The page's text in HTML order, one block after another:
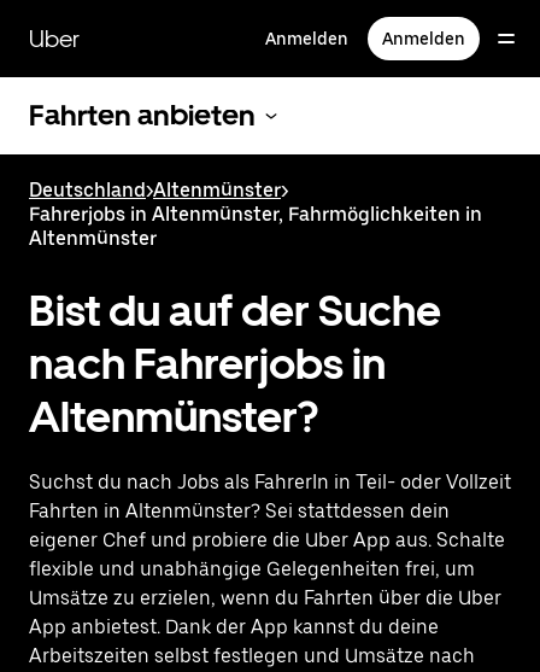
zum
Hauptinhalt
Uber Anmelden Anmelden
Fahrten anbieten
Deutschland>Altenmünster>
Fahrerjobs in Altenmünster, Fahrmöglichkeiten in
Altenmünster
Bist du auf der Suche
nach Fahrerjobs in
Altenmünster?
Suchst du nach Jobs als FahrerIn in Teil- oder Vollzeit
Fahrten in Altenmünster? Sei stattdessen dein
eigener Chef und probiere die Uber App aus. Schalte
flexible und unabhängige Gelegenheiten frei, um
Umsätze zu erzielen, wenn du Fahrten über die Uber
App anbietest. Dank der App kannst du deine
Arbeitszeiten selbst festlegen und Umsätze nach